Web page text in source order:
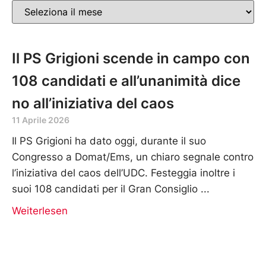
Il PS Grigioni scende in campo con
108 candidati e all’unanimità dice
no all’iniziativa del caos
11 Aprile 2026
Il PS Grigioni ha dato oggi, durante il suo
Congresso a Domat/Ems, un chiaro segnale contro
l’iniziativa del caos dell’UDC. Festeggia inoltre i
suoi 108 candidati per il Gran Consiglio
Weiterlesen